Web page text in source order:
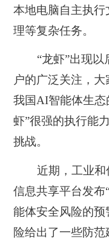
本地电脑自主执
理等复杂任务。
“龙虾”出现
户的广泛关注，
我国AI智能体生态
虾”很强的执行能
挑战。
近期，工业
信息共享平台发布
能体安全风险的
险给出了一些防范